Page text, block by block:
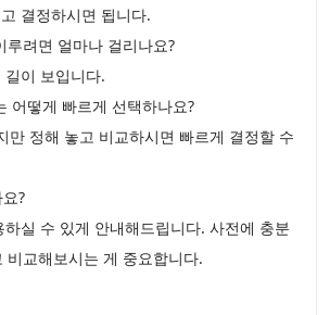
결정하시면 됩니다.
루려면 얼마나 걸리나요?
이 보입니다.
어떻게 빠르게 선택하나요?
만 정해 놓고 비교하시면 빠르게 결정할 수
?
실 수 있게 안내해드립니다. 사전에 충분
비교해보시는 게 중요합니다.